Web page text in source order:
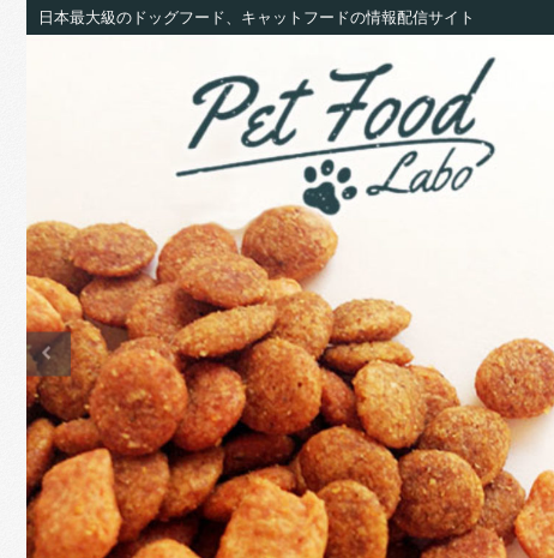
日本最大級のドッグフード、キャットフードの情報配信サイト